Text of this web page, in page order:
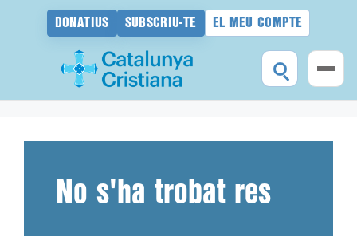
DONATIUS SUBSCRIU-TE EL MEU COMPTE
No s'ha trobat res